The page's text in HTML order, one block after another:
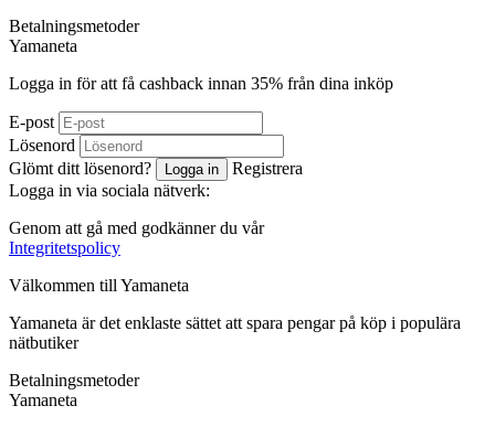
Betalningsmetoder
Yamaneta
Logga in för att få cashback innan 35% från dina inköp
E-post
Lösenord
Glömt ditt lösenord?
Logga in
Registrera
Logga in via sociala nätverk:
Genom att gå med godkänner du vår
Integritetspolicy
Välkommen till Yamaneta
Yamaneta är det enklaste sättet att spara pengar på köp i populära
nätbutiker
Betalningsmetoder
Yamaneta